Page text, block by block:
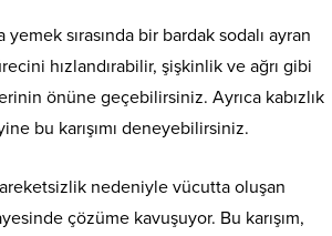
sırasında bir bardak sodalı ayran
hızlandırabilir, şişkinlik ve ağrı gibi
önüne geçebilirsiniz. Ayrıca kabızlık
bu karışımı deneyebilirsiniz.
nedeniyle vücutta oluşan
çözüme kavuşuyor. Bu karışım,